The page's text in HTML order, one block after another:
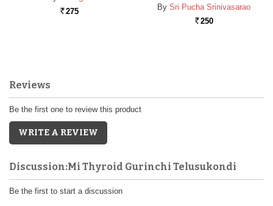
Rs. 275
By Sri Pucha Srinivasarao
Rs. 250
Reviews
Be the first one to review this product
WRITE A REVIEW
Discussion:Mi Thyroid Gurinchi Telusukondi
Be the first to start a discussion